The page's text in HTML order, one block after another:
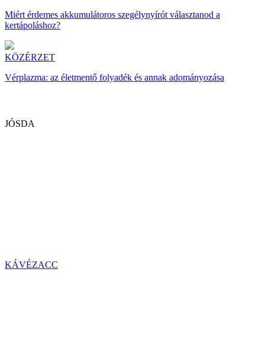
Miért érdemes akkumulátoros szegélynyírót választanod a
kertápoláshoz?
KÖZÉRZET
Vérplazma: az életmentő folyadék és annak adományozása
JÓSDA
KÁVÉZACC